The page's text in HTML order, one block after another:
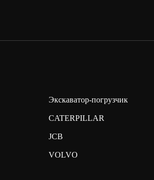
Экскаватор-погрузчик
CATERPILLAR
JCB
VOLVO